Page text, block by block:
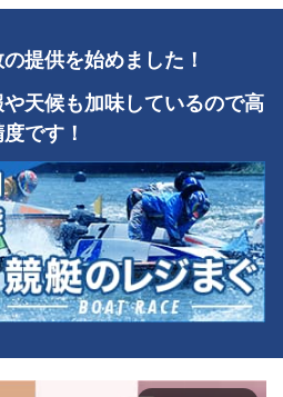
提供を始めました！
天候も加味しているので高
です！